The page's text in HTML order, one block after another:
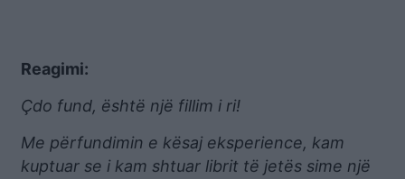
Reagimi:
Çdo fund, është një fillim i ri!
Me përfundimin e kësaj eksperience, kam
kuptuar se i kam shtuar librit të jetës sime një